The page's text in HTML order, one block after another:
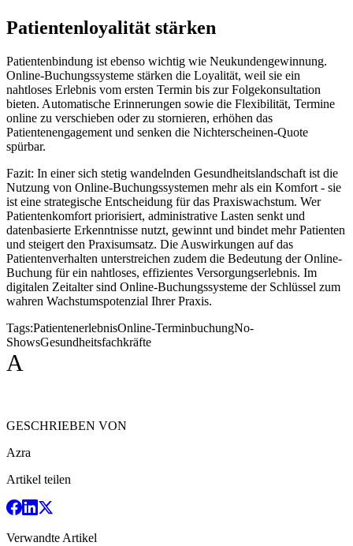
Patientenloyalität stärken
Patientenbindung ist ebenso wichtig wie Neukundengewinnung.
Online-Buchungssysteme stärken die Loyalität, weil sie ein
nahtloses Erlebnis vom ersten Termin bis zur Folgekonsultation
bieten. Automatische Erinnerungen sowie die Flexibilität, Termine
online zu verschieben oder zu stornieren, erhöhen das
Patientenengagement und senken die Nichterscheinen-Quote
spürbar.
Fazit: In einer sich stetig wandelnden Gesundheitslandschaft ist die
Nutzung von Online-Buchungssystemen mehr als ein Komfort - sie
ist eine strategische Entscheidung für das Praxiswachstum. Wer
Patientenkomfort priorisiert, administrative Lasten senkt und
datenbasierte Erkenntnisse nutzt, gewinnt und bindet mehr Patienten
und steigert den Praxisumsatz. Die Auswirkungen auf das
Patientenverhalten unterstreichen zudem die Bedeutung der Online-
Buchung für ein nahtloses, effizientes Versorgungserlebnis. Im
digitalen Zeitalter sind Online-Buchungssysteme der Schlüssel zum
wahren Wachstumspotenzial Ihrer Praxis.
Tags:PatientenerlebnisOnline-TerminbuchungNo-
ShowsGesundheitsfachkräfte
A
GESCHRIEBEN VON
Azra
Artikel teilen
Verwandte Artikel